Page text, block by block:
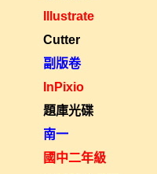
Illustrate
Cutter
副版卷
InPixio
題庫光碟
南一
國中二年級